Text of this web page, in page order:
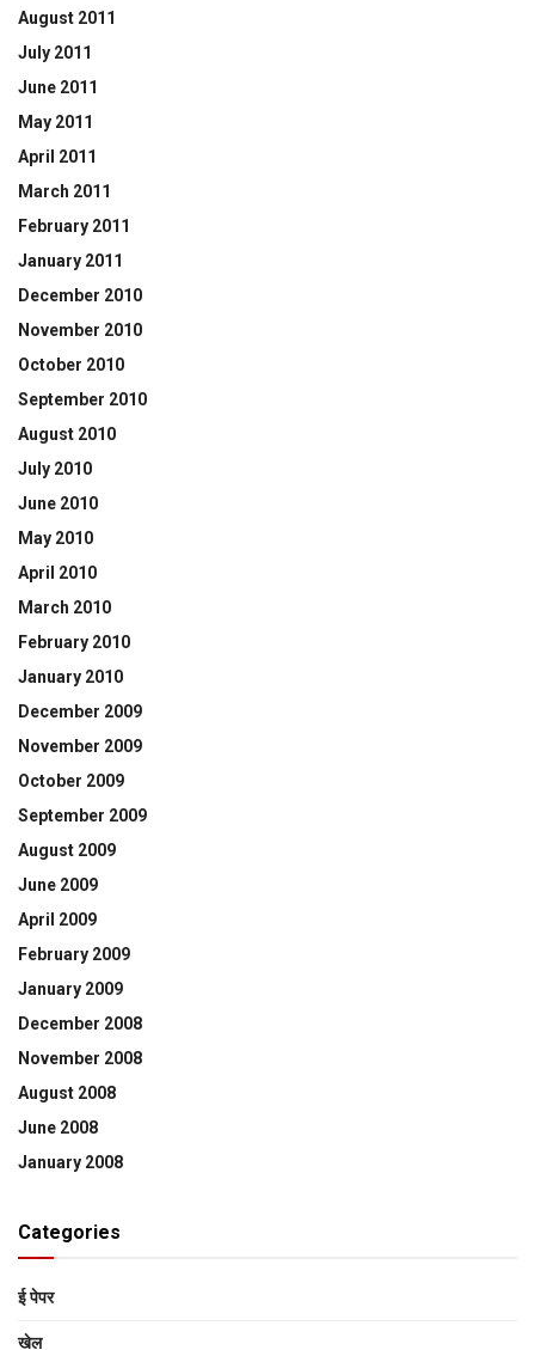
August 2011
July 2011
June 2011
May 2011
April 2011
March 2011
February 2011
January 2011
December 2010
November 2010
October 2010
September 2010
August 2010
July 2010
June 2010
May 2010
April 2010
March 2010
February 2010
January 2010
December 2009
November 2009
October 2009
September 2009
August 2009
June 2009
April 2009
February 2009
January 2009
December 2008
November 2008
August 2008
June 2008
January 2008
Categories
ई पेपर
खेल